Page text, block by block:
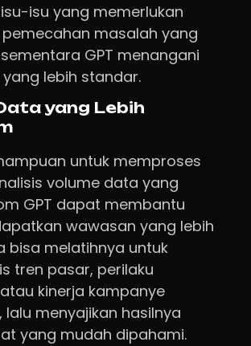
isu yang memerlukan
masalah yang
GPT menangani
lebih standar.
yang Lebih
untuk memproses
volume data yang
GPT dapat membantu
wawasan yang lebih
bisa melatihnya untuk
tren pasar, perilaku
kinerja kampanye
menyajikan hasilnya
yang mudah dipahami.